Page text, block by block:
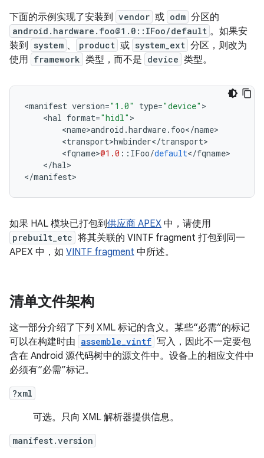
下面的示例实现了安装到 vendor 或 odm 分区的
android.hardware.foo@1.0::IFoo/default 。如果安
装到
system 、 product 或 system_ext 分区，则改为
使用 framework 类型，而不是 device 类型。
<manifest version="1.0" type="device" >
<hal format="hidl" >
<name>android .hardware. foo</name>
<transport>hwbinder</transport>
<fqname>@1.0 :: IFoo/default</fqname>
</hal>
</manifest>
如果 HAL 模块已打包到供应商 APEX 中，请使用
prebuilt_etc 将其关联的 VINTF fragment 打包到同一
APEX 中，如 VINTF fragment 中所述。
清单文件架构
这一部分介绍了下列 XML 标记的含义。某些“必需”的标记
可以在构建时由 assemble_vintf 写入，因此不一定要包
含在 Android 源代码树中的源文件中。设备上的相应文件中
必须有“必需”标记。
?xml
可选。只向 XML 解析器提供信息。
manifest.version